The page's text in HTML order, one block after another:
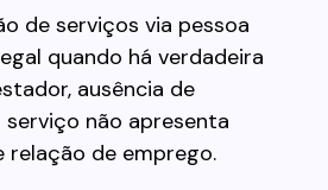
de serviços via pessoa
quando há verdadeira
ausência de
não apresenta
de emprego.